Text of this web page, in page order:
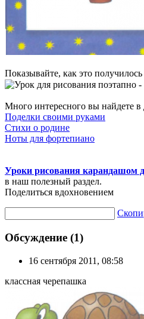
Показывайте, как это получилось
Много интересного вы найдете в
Поделки своими руками
Стихи о родине
Ноты для фортепиано
Уроки рисования карандашом
в наш полезный раздел.
Поделиться вдохновением
Обсуждение (1)
16 сентября 2011, 08:58
классная черепашка